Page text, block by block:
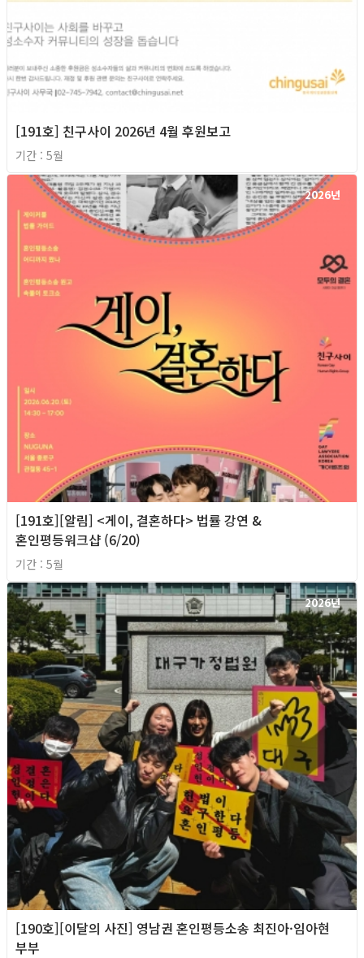
[191호] 친구사이 2026년 4월 후원보고
기간 : 5월
2026년
[191호][알림] <게이, 결혼하다> 법률 강연 &
혼인평등워크샵 (6/20)
기간 : 5월
2026년
[190호][이달의 사진] 영남권 혼인평등소송 최진아·임아현
부부